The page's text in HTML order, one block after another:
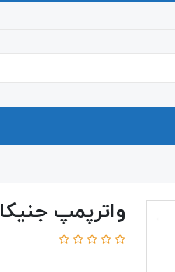
واترپمپ جنیکا IPF-2990